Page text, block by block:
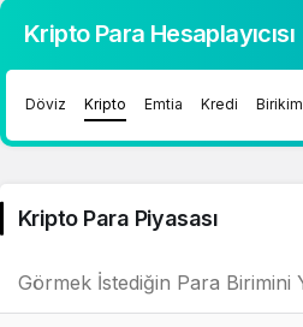
Kripto Para Hesaplayıcısı
Döviz Kripto Emtia Kredi Birikim
Kripto Para Piyasası